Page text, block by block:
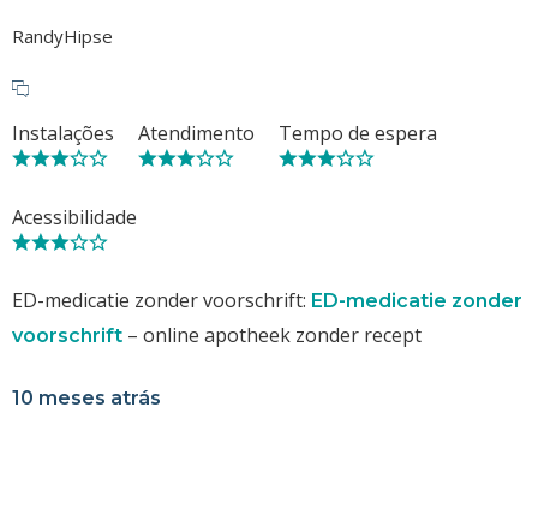
RandyHipse
Instalações Atendimento Tempo de espera
Acessibilidade
ED-medicatie zonder voorschrift: ED-medicatie zonder
voorschrift – online apotheek zonder recept
10 meses atrás